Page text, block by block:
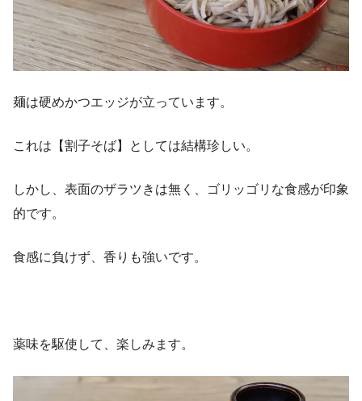
麺は硬めかつエッジが立っています。
これは【割子そば】としては結構珍しい。
しかし、表面のザラツきは無く、ゴリッゴリな食感が印象
的です。
食感に負けず、香りも強いです。
薬味を駆使して、楽しみます。